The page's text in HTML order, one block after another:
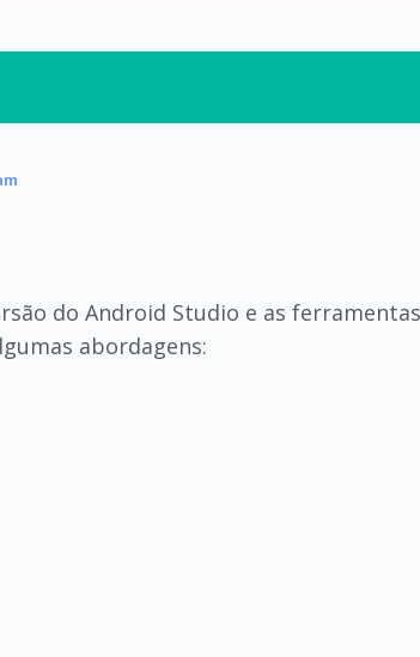
do Android Studio e as
abordagens: